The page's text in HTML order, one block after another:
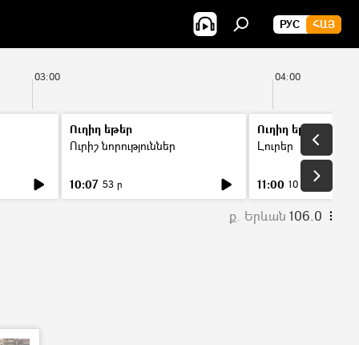
РУС ՀԱՅ
03:00 04:00
Ուղիղ եթեր
Ուրիշ նորություններ
10:07 53 ր
Ուղիղ եթեր
Լուրեր
11:00 10 ր
ք. Երևան 106.0